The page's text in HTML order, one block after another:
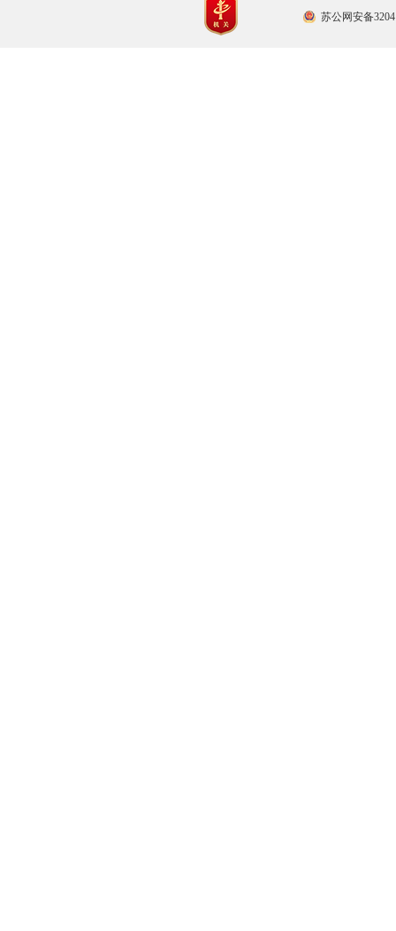
苏公网安备